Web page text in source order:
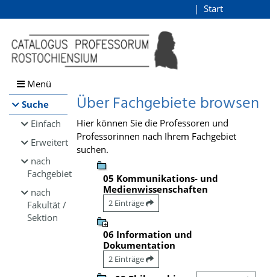
Browsen
direkt zum Inhalt
Start
Menü
Suche
Einfach
Erweitert
nach
Fachgebiet
nach
Fakultät /
Sektion
Über Fachgebiete browsen
Hier können Sie die Professoren und
Professorinnen nach Ihrem Fachgebiet
suchen.
05 Kommunikations- und
Medienwissenschaften
2 Einträge
06 Information und
Dokumentation
2 Einträge